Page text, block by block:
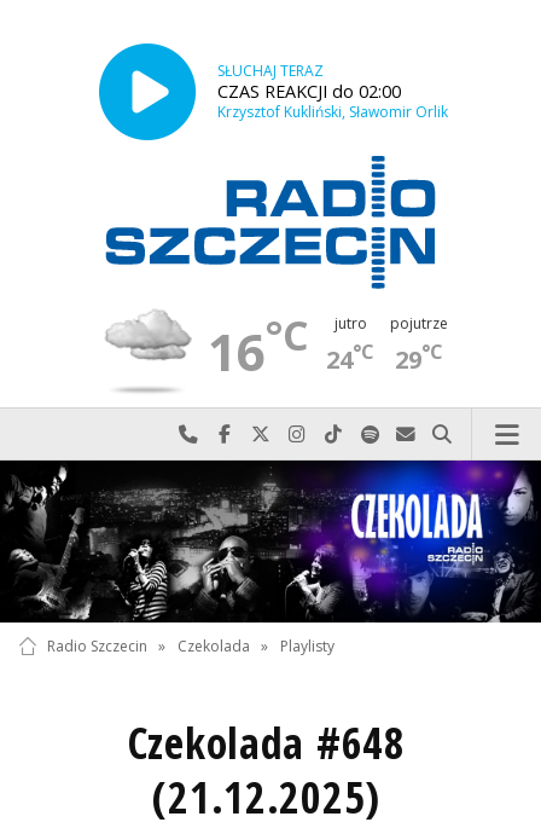
SŁUCHAJ TERAZ
CZAS REAKCJI do 02:00
Krzysztof Kukliński, Sławomir Orlik
16°C jutro
24°C
pojutrze
29°C
Najlepiej po prostu do nas zadzwoń
Odwiedź nas na Facebook-u
Odwiedź nas na X
Odwiedź nas na Instagram-ie
Odwiedź nas na TikTok-u
Szukaj nas na Spotify
Wyślij do nas
Szukaj
Radio Szczecin » Czekolada » Playlisty
Czekolada #648
(21.12.2025)